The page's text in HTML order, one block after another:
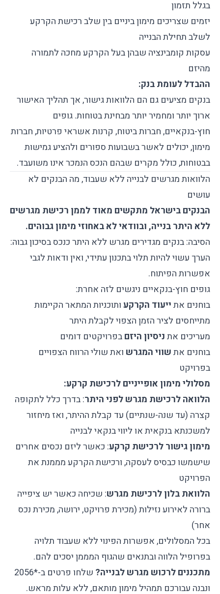
בגלל תזמון
יזמים שצריכים מימון ביניים בין שלב רכישת הקרקע
לשלב תחילת הבנייה
עסקות קומבינציה שבהן בעל הקרקע מחכה לתמורה
מהיזם
ההבדל לעומת בנק:
בנקים מציעים גם הם הלוואות גישור, אך תהליך האישור
ארוך יותר ומחמיר יותר מבחינת בטוחות. גופים
חוץ-בנקאיים, חברות ביטוח, קרנות אשראי פרטיות, חברות
מימון, יכולים לאשר בשבועות ספורים ולהציע גמישות
בבטוחות, כולל מקרים שבהם הנכס הנמכר אינו משועבד.
הלוואות מגרשים לבנייה ללא שעבוד, מה הבנקים לא
עושים
הבנקים בישראל מתקשים מאוד לממן רכישת מגרשים
ללא היתר בנייה, ובוודאי לא באחוזי מימון גבוהים.
הסיבה: בנקים מגדירים מגרש ללא היתר כנכס בסיכון גבוה:
הערך עשוי להיות תלוי בתכנון עתידי, ואין ודאות לגבי
אפשרות הפיתוח.
גופים חוץ-בנקאיים ניגשים לזה אחרת:
בוחנים אתייעוד הקרקעותוכניות המתאר הקיימות
מתייחסים לציר הזמן הצפוי לקבלת היתר
מעריכים אתניסיון היזםבפרויקטים דומים
בוחנים אתשווי המגרש ואת שולי הרווח הצפויים
בפרויקט
מסלולי מימון אופייניים לרכישת קרקע:
הלוואה לרכישת מגרש לפני היתר: בדרך כלל לתקופה
קצרה (עד שנה-שנתיים) עד קבלת ההיתר, ואז מיחזור
למשכנתא בנקאית או ליווי בנקאי לבנייה
מימון גישור לרכישת קרקע: כאשר ליזם נכסים אחרים
שישמשו כבסיס לעסקה, ורכישת הקרקע מממנת את
הפרויקט
הלוואת בלון לרכישת מגרש: שכיחה כאשר יש ציפייה
ברורה לאירוע נזילות (מכירת פרויקט, ירושה, מכירת נכס
אחר)
בכל המסלולים, אפשרות הפינוי ללא שעבוד תלויה
בפרופיל הלווה ובתנאים שהגוף המממן יסכים להם.
מתכננים לרכוש מגרש לבנייה?
שלחו פרטים ב-*2056
ונבנה עבורכם תמהיל מימון מותאם, ללא עלות מראש.